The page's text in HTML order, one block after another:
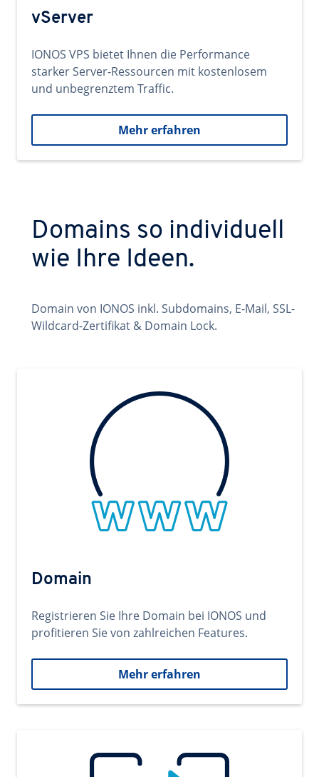
vServer
IONOS VPS bietet Ihnen die Performance
starker Server-Ressourcen mit kostenlosem
und unbegrenztem Traffic.
Mehr erfahren
Domains so individuell
wie Ihre Ideen.
Domain von IONOS inkl. Subdomains, E-Mail, SSL-
Wildcard-Zertifikat & Domain Lock.
Domain
Registrieren Sie Ihre Domain bei IONOS und
profitieren Sie von zahlreichen Features.
Mehr erfahren